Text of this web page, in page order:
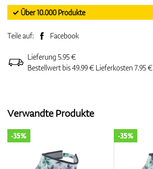
✓ Über 10.000 Produkte
Teile auf: Facebook
Lieferung 5.95 €
Bestellwert bis 49.99 € Lieferkosten 7.95 €
Verwandte Produkte
-35% -35%